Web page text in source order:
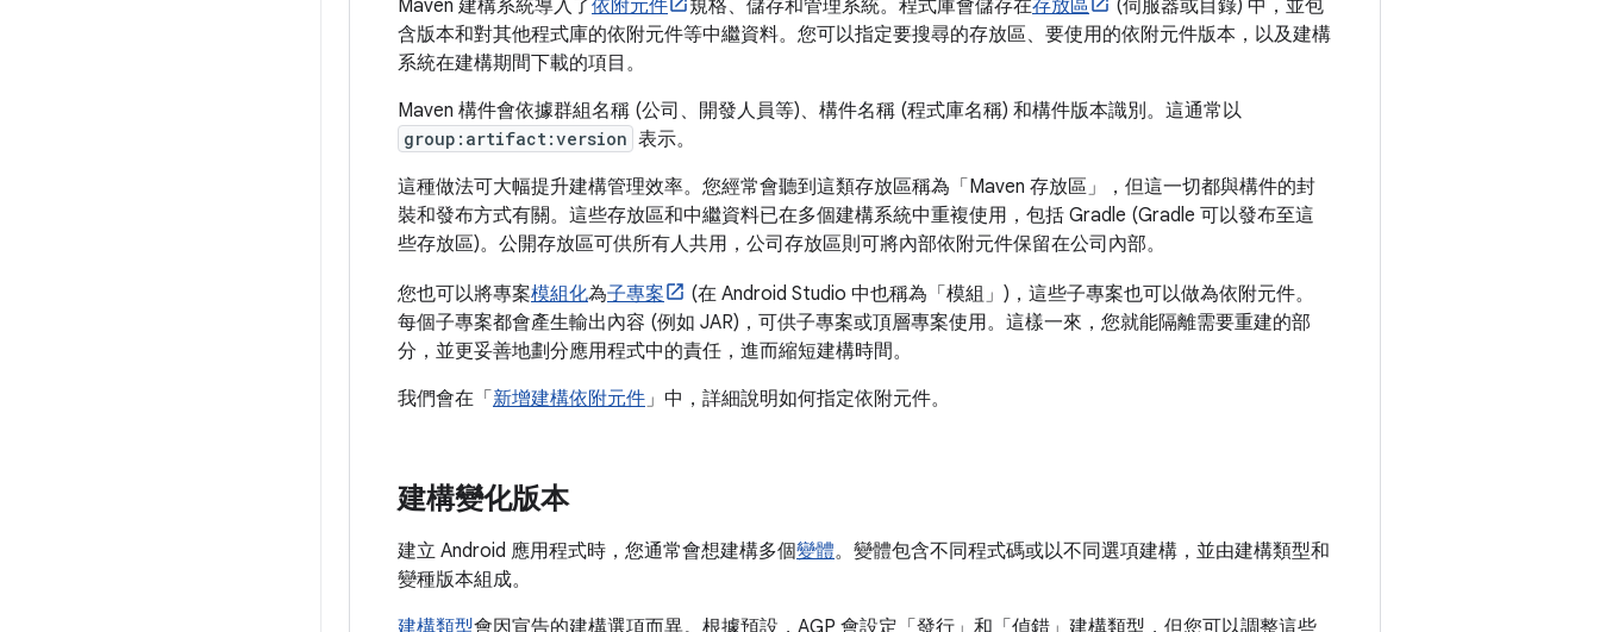
Maven 建構系統導入了依附元件 規格、儲存和管理系統。程式庫會儲存在存放區
(伺服器或目錄) 中，並包
含版本和對其他程式庫的依附元件等中繼資料。您可以指定要搜尋的存放區、要使用的依附元件版本，以及建構
系統在建構期間下載的項目。
Maven 構件會依據群組名稱 (公司、開發人員等)、構件名稱 (程式庫名稱) 和構件版本識別。這通常以
group:artifact:version 表示。
這種做法可大幅提升建構管理效率。您經常會聽到這類存放區稱為「Maven 存放區」，但這一切都與構件的封
裝和發布方式有關。這些存放區和中繼資料已在多個建構系統中重複使用，包括 Gradle (Gradle 可以發布至這
些存放區)。公開存放區可供所有人共用，公司存放區則可將內部依附元件保留在公司內部。
您也可以將專案模組化為子專案
(在 Android Studio 中也稱為「模組」)，這些子專案也可以做為依附元件。
每個子專案都會產生輸出內容 (例如 JAR)，可供子專案或頂層專案使用。這樣一來，您就能隔離需要重建的部
分，並更妥善地劃分應用程式中的責任，進而縮短建構時間。
我們會在「 新增建構依附元件」中，詳細說明如何指定依附元件。
建構變化版本
建立 Android 應用程式時，您通常會想建構多個變體。變體包含不同程式碼或以不同選項建構，並由建構類型和
變種版本組成。
建構類型會因宣告的建構選項而異。根據預設，AGP 會設定「發行」和「偵錯」建構類型，但您可以調整這些